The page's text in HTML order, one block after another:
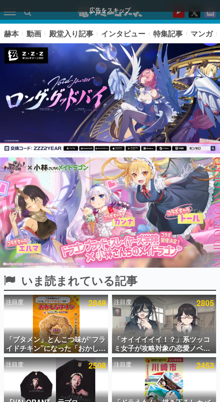
広告をスキップ
ピックアップ
電ファミのいま読まれている記事ランキング
アプリセール情報
インタビュー
連載・特集一覧
殿堂入り記事
SNS拡散数が数千以上！ ページビュー数万以上！ などな
ど。多くの人々に読まれた、電ファミ渾身の“殿堂入り”記
事をまとめました。
ゲームの企画書
名作ゲームクリエイターの方々に製作時のエピソードをお
聞きし、ヒットする企画（ゲーム）とは何か？を探ってい
きます。
赫本
この物語を解いてはいけない。『赫本』は、〈試験問題〉
の形をした短編ホラー小説集です。
新世代に訊く
赫本 動画 殿堂入り記事 インタビュー 特集記事 マンガ
いま読まれている記事
注目度 2849
「ブタメン」とんこつ味が“フラ
イドチキン”になった「おかしな
チキン」が登場。8月11日より
全国のセブンイレブンで順次発
売、 「ブタメンくん」がデザイ
ンされた専用袋が先着でついて
くるキャンペーンも実施
注目度 2805
「オイイイイイ！？」系ツッコ
ミ女子が攻略対象の恋愛ノベル
ゲーム『美術部カノジョ』
Steamストアページが公開。
「お前らーそろそろ自重しろ
ー？＾＾」暗黒微笑の夢女子
や、萌え声不思議ちゃん女子と
注目度 2508 注目度 2453